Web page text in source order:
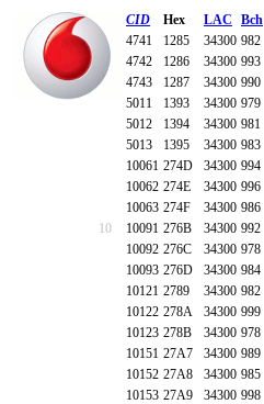
CID Hex LAC Bch
4741
1285 34300 982
4742
1286 34300 993
4743
1287 34300 990
5011
1393 34300 979
5012
1394 34300 981
5013
1395 34300 983
10061 274D 34300 994
10062 274E 34300 996
10063 274F 34300 986
10
10091 276B 34300 992
10092 276C 34300 978
10093 276D 34300 984
10121 2789 34300 982
10122 278A 34300 999
10123 278B 34300 978
10151 27A7 34300 989
10152 27A8 34300 985
10153 27A9 34300 998